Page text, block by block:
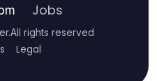
Jobs
.All rights reserved
Legal